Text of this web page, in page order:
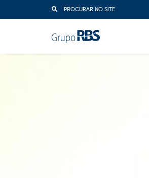
PROCURAR NO SITE